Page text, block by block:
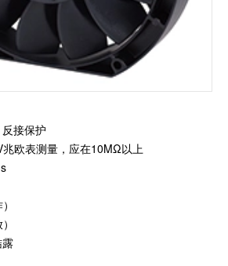
接保护
欧表测量，应在10MΩ以上